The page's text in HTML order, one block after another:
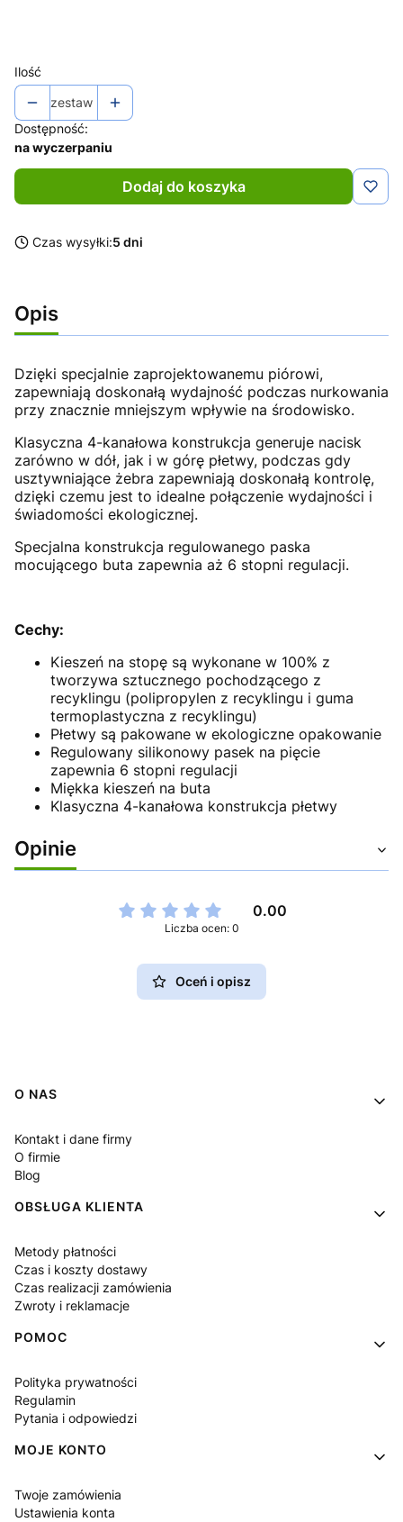
Ilość
zestaw
Dostępność:
na wyczerpaniu
Dodaj do koszyka
Czas wysyłki:5 dni
Opis
Dzięki specjalnie zaprojektowanemu piórowi,
zapewniają doskonałą wydajność podczas nurkowania
przy znacznie mniejszym wpływie na środowisko.
Klasyczna 4-kanałowa konstrukcja generuje nacisk
zarówno w dół, jak i w górę płetwy, podczas gdy
usztywniające żebra zapewniają doskonałą kontrolę,
dzięki czemu jest to idealne połączenie wydajności i
świadomości ekologicznej.
Specjalna konstrukcja regulowanego paska
mocującego buta zapewnia aż 6 stopni regulacji.
Cechy:
Kieszeń na stopę są wykonane w 100% z
tworzywa sztucznego pochodzącego z
recyklingu (polipropylen z recyklingu i guma
termoplastyczna z recyklingu)
Płetwy są pakowane w ekologiczne opakowanie
Regulowany silikonowy pasek na pięcie
zapewnia 6 stopni regulacji
Miękka kieszeń na buta
Klasyczna 4-kanałowa konstrukcja płetwy
Opinie
0.00
Liczba ocen: 0
Oceń i opisz
Linki w stopce
O NAS
Kontakt i dane firmy
O firmie
Blog
OBSŁUGA KLIENTA
Metody płatności
Czas i koszty dostawy
Czas realizacji zamówienia
Zwroty i reklamacje
POMOC
Polityka prywatności
Regulamin
Pytania i odpowiedzi
MOJE KONTO
Twoje zamówienia
Ustawienia konta